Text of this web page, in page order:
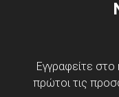
Εγγραφείτε στο
πρώτοι τις